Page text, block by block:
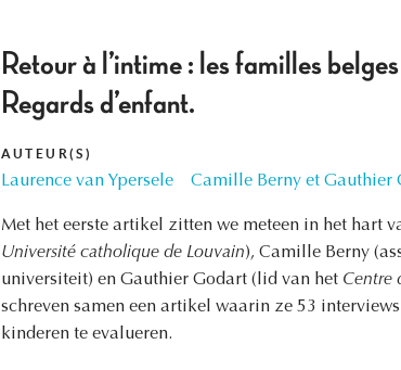
Retour à l’intime : les familles
Regards d’enfant.
AUTEUR(S)
Laurence van Ypersele Camille Berny et Gauthier
Met het eerste artikel zitten we meteen in het hart
Université catholique de Louvain), Camille Berny
universiteit) en Gauthier Godart (lid van het Centre
schreven samen een artikel waarin ze 53
kinderen te evalueren.